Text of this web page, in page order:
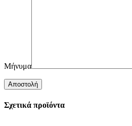
Μήνυμα
Σχετικά προϊόντα